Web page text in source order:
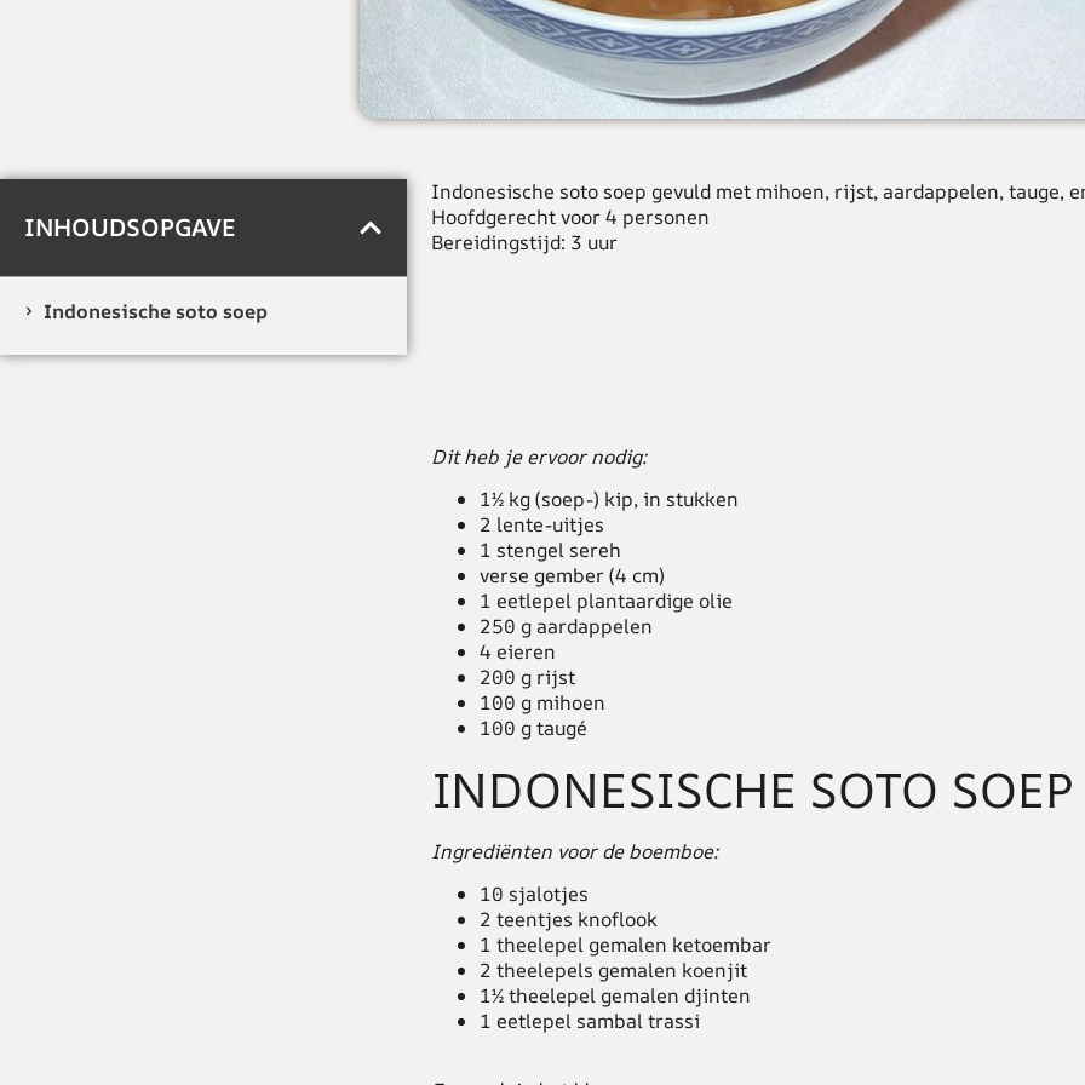
INHOUDSOPGAVE
Indonesische soto soep
Indonesische soto soep gevuld met mihoen, rijst, aardappelen, tauge,
Hoofdgerecht voor 4 personen
Bereidingstijd: 3 uur
Dit heb je ervoor nodig:
1½ kg (soep-) kip, in stukken
2 lente-uitjes
1 stengel sereh
verse gember (4 cm)
1 eetlepel plantaardige olie
250 g aardappelen
4 eieren
200 g rijst
100 g mihoen
100 g taugé
INDONESISCHE SOTO SOEP
Ingrediënten voor de boemboe:
10 sjalotjes
2 teentjes knoflook
1 theelepel gemalen ketoembar
2 theelepels gemalen koenjit
1½ theelepel gemalen djinten
1 eetlepel sambal trassi